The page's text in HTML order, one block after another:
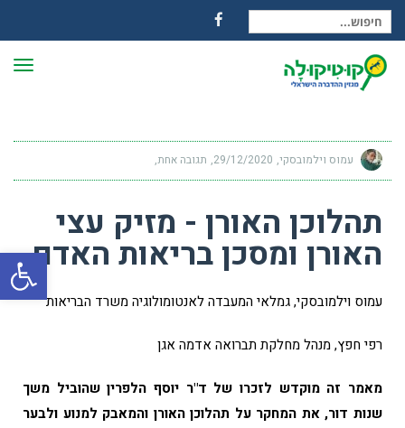
חיפוש עבור:
Facebook
עמוס וילמובסקי 29/12/2020 תגובה אחת
תהלוכן האורן - מזיק עצי
האורן ומסכן בריאות האדם
עמוס וילמובסקי, גמלאי המעבדה לאנטומולוגיה משרד הבריאות
רפי חפץ, מנהל מחלקת תברואה אדמה אגן
מאמר זה מוקדש לזכרו של ד"ר יוסף הלפרין שהוביל משך
שנות דור, את המחקר על תהלוכן האורן והמאבק למנוע ולבער